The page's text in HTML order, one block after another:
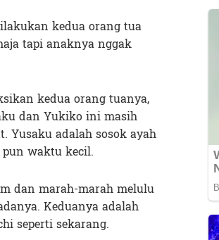
kedua orang tua
tapi anaknya nggak
kedua orang tuanya,
dan Yukiko ini masih
Yusaku adalah sosok ayah
waktu kecil.
dan marah-marah melulu
Keduanya adalah
seperti sekarang.